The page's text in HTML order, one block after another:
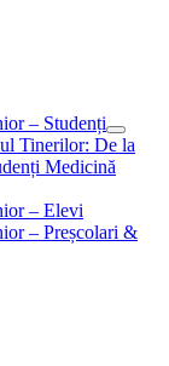
– Studenți
Tinerilor: De la
Medicină
– Elevi
– Preșcolari &